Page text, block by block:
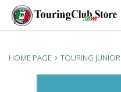
HOME PAGE TOURING JUNIOR